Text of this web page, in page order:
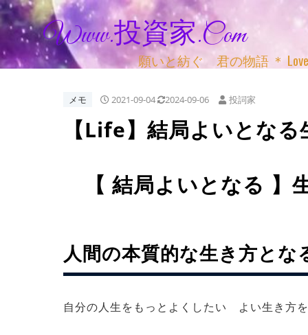
Www.投資家.com
願いと紡ぐ 君の物語 ＊
メモ 2021-09-04 2024-09-06 投詞家
【Life】結局よいとな
【 結局よいとなる 】
人間の本質的な生き方とな
自分の人生をもっとよくしたい よい生き方